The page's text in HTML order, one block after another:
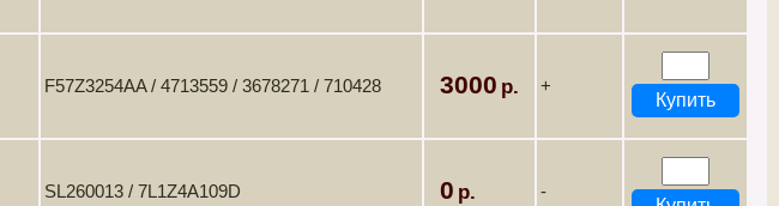
F57Z3254AA / 4713559 / 3678271 / 710428 3000 +
SL260013 / 7L1Z4A109D 0 -